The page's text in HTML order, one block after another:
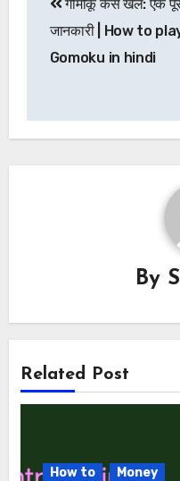
navigation
गोमोकू कैसे खेलें: एक
जानकारी | How to
Gomoku in hindi
By
Related Post
How to Money